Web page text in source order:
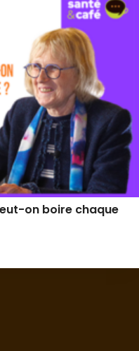
on boire chaque